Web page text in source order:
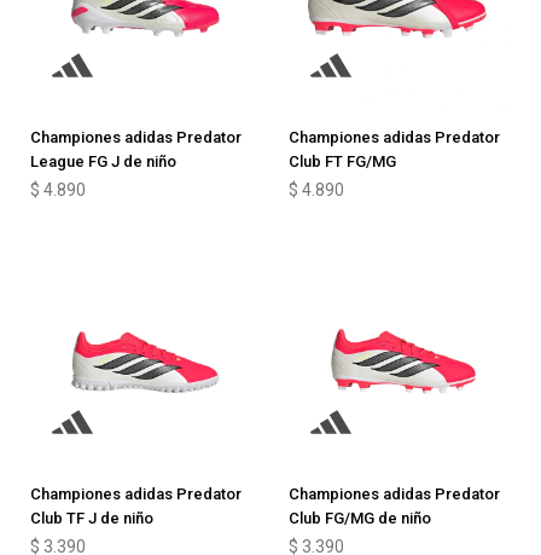
Championes adidas Predator
League FG J de niño
$ 4.890
Championes adidas Predator
Club FT FG/MG
$ 4.890
Championes adidas Predator
Club TF J de niño
$ 3.390
Championes adidas Predator
Club FG/MG de niño
$ 3.390